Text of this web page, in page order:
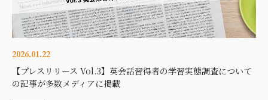
2026.01.22
【プレスリリース Vol.3】英会話習得者の学習実態調査について
の記事が多数メディアに掲載